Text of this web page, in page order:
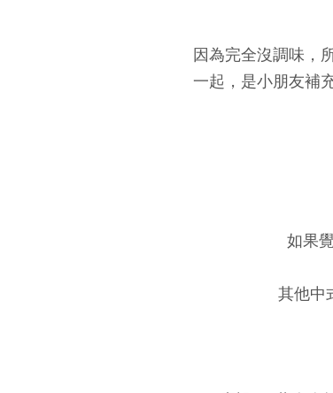
因為完全沒調味，
一起，是小朋友補
如果
其他中